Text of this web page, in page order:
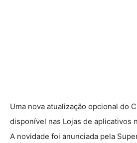
Uma nova atualização opcional do
disponível nas Lojas de aplicativos
A novidade foi anunciada pela